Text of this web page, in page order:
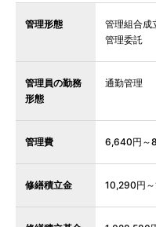
管理形態
管理組合成
管理委託
管理員の勤務
形態
通勤管理
管理費 6,640円～
修繕積立金 10,290円